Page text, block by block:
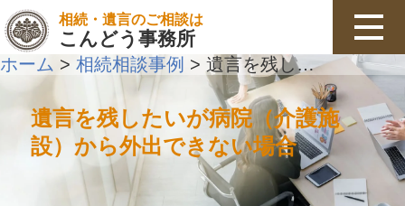
相続・遺言のご相談は
こんどう事務所
ホーム > 相続相談事例 > 遺言を残したいが病院（介護施設）から外出できない場合
遺言を残したいが病院（介護施
設）から外出できない場合